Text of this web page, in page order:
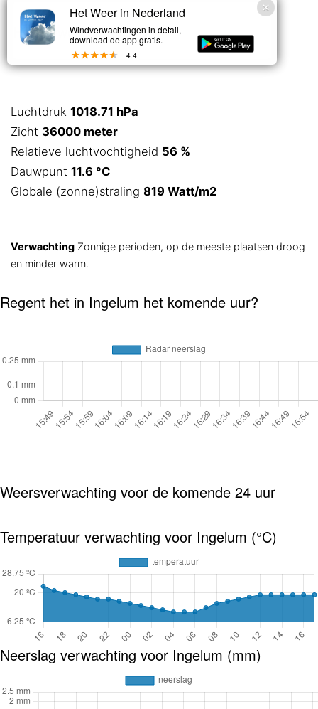
Half bewolkt
Luchtdruk 1018.71 hPa
Zicht 36000 meter
Relatieve luchtvochtigheid 56 %
Dauwpunt 11.6 °C
Globale (zonne)straling 819 Watt/m2
Verwachting Zonnige perioden, op de meeste plaatsen droog
en minder warm.
Regent het in Ingelum het komende uur?
Weersverwachting voor de komende 24 uur
Temperatuur verwachting voor Ingelum (°C)
Neerslag verwachting voor Ingelum (mm)
Het Weer in Nederland
Windverwachtingen in detail,
download de app gratis.
4.4